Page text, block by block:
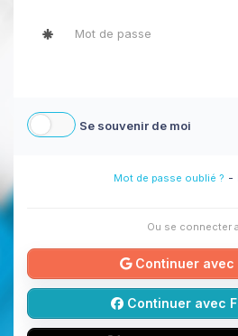
Se souvenir de moi
Mot de passe oublié ? -
Ou se connecter
Continuer avec
Continuer avec